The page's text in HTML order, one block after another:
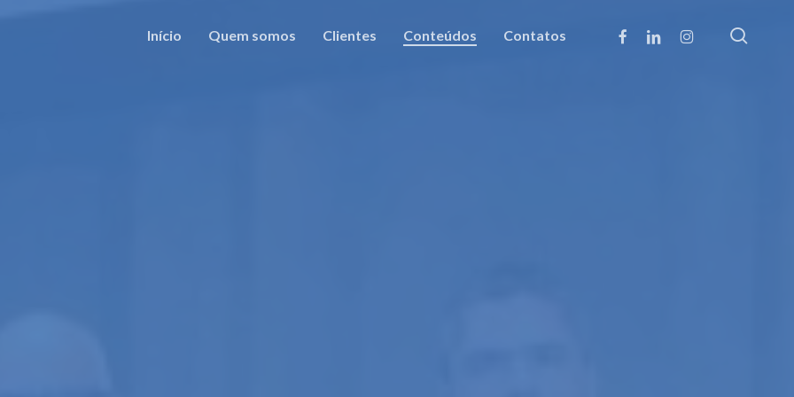
Início Quem somos Clientes Conteúdos Contatos facebooklinkedininstagram